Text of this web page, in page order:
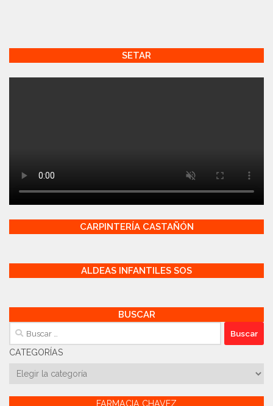
SETAR
CARPINTERÍA CASTAÑÓN
ALDEAS INFANTILES SOS
BUSCAR
Buscar:
CATEGORÍAS
Categorías
FARMACIA CHAVEZ